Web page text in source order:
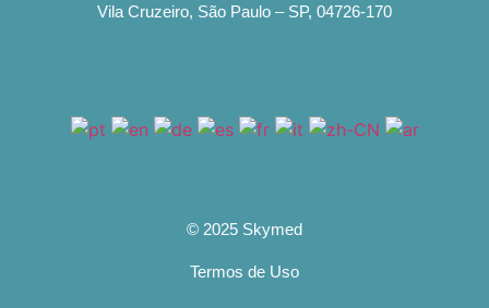
Vila Cruzeiro, São Paulo – SP, 04726-170
© 2025 Skymed
Termos de Uso